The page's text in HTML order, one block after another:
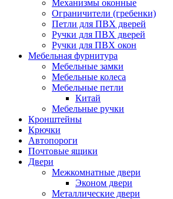
Механизмы оконные
Ограничители (гребенки)
Петли для ПВХ дверей
Ручки для ПВХ дверей
Ручки для ПВХ окон
Мебельная фурнитура
Мебельные замки
Мебельные колеса
Мебельные петли
Китай
Мебельные ручки
Кронштейны
Крючки
Автопороги
Почтовые ящики
Двери
Межкомнатные двери
Эконом двери
Металлические двери